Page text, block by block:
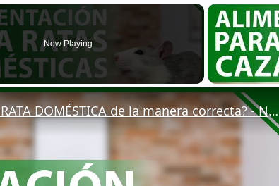
Now Playing
🐁 ¿Cómo ALIMENTAR a una RATA DOMÉSTICA de la manera correcta? - Nutrición 🐁🏡